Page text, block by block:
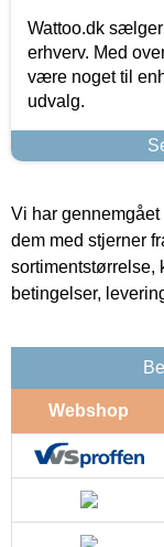
Wattoo.dk
erhverv. Med
være noget til
udvalg.
Vi har
dem med stjerner
sortimentstørrelse,
betingelser,
Webshop